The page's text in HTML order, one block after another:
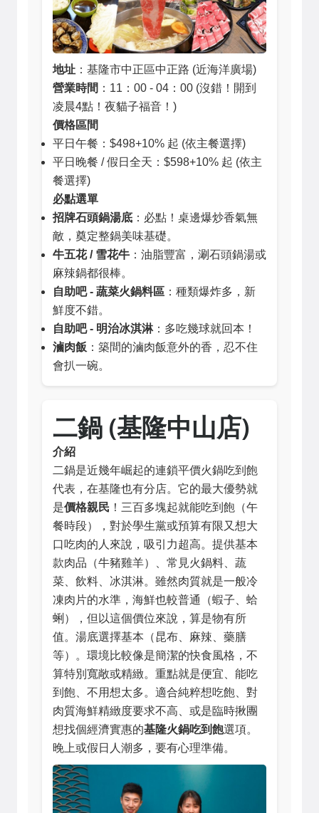
地址 ：基隆市中正區中正路 (近海洋廣場)
營業時間 ：11：00 - 04：00 (沒錯！開到
凌晨4點！夜貓子福音！)
價格區間
平日午餐：$498+10% 起 (依主餐選擇)
平日晚餐 / 假日全天：$598+10% 起 (依主
餐選擇)
必點選單
招牌石頭鍋湯底 ：必點！桌邊爆炒香氣無
敵，奠定整鍋美味基礎。
牛五花 / 雪花牛 ：油脂豐富，涮石頭鍋湯或
麻辣鍋都很棒。
自助吧 - 蔬菜火鍋料區 ：種類爆炸多，新
鮮度不錯。
自助吧 - 明治冰淇淋：多吃幾球就回本！
滷肉飯 ：築間的滷肉飯意外的香，忍不住
會扒一碗。
二鍋 (基隆中山店)
介紹
二鍋是近幾年崛起的連鎖平價火鍋吃到飽
代表，在基隆也有分店。它的最大優勢就
是價格親民 ！三百多塊起就能吃到飽（午
餐時段），對於學生黨或預算有限又想大
口吃肉的人來說，吸引力超高。提供基本
款肉品（牛豬雞羊）、常見火鍋料、蔬
菜、飲料、冰淇淋。雖然肉質就是一般冷
凍肉片的水準，海鮮也較普通（蝦子、蛤
蜊），但以這個價位來說，算是物有所
值。湯底選擇基本（昆布、麻辣、藥膳
等）。環境比較像是簡潔的快食風格，不
算特別寬敞或精緻。重點就是便宜、能吃
到飽、不用想太多。適合純粹想吃飽、對
肉質海鮮精緻度要求不高、或是臨時揪團
想找個經濟實惠的基隆火鍋吃到飽選項。
晚上或假日人潮多，要有心理準備。